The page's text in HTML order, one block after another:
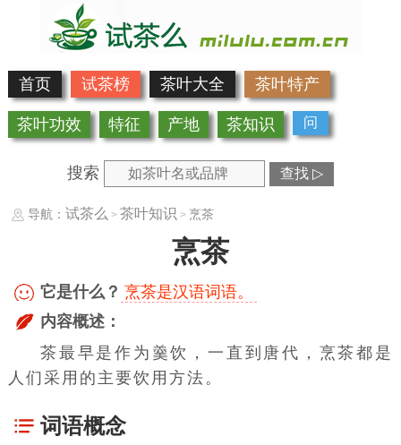
首页 试茶榜 茶叶大全 茶叶特产
茶叶功效 特征 产地 茶知识 问
搜索 查找 ▷
导航： 试茶么 > 茶叶知识 > 烹茶
烹茶
它是什么？ 烹茶是汉语词语。
内容概述：
茶最早是作为羹饮，一直到唐代，烹茶都是
人们采用的主要饮用方法。
词语概念